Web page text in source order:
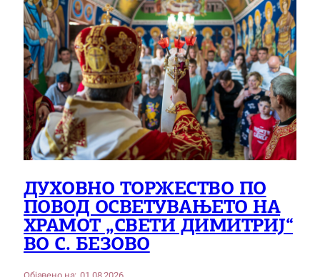
ДУХОВНО ТОРЖЕСТВО ПО
ПОВОД ОСВЕТУВАЊЕТО НА
ХРАМОТ „СВЕТИ ДИМИТРИЈ“
ВО С. БЕЗОВО